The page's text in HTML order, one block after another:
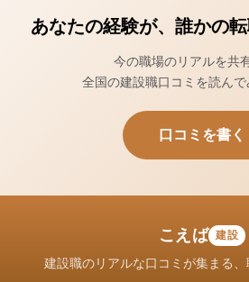
あなたの経験が、誰かの転
今の職場のリアルを共
全国の建設職口コミを読んで
口コミを書く
こえば 建設
建設職のリアルな口コミが集まる、